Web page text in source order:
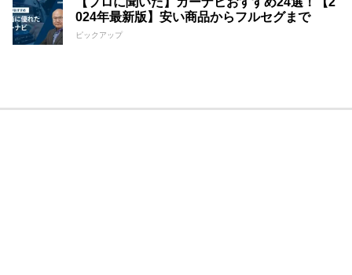
024年最新版】安い商品からフルセグまで
ピックアップ